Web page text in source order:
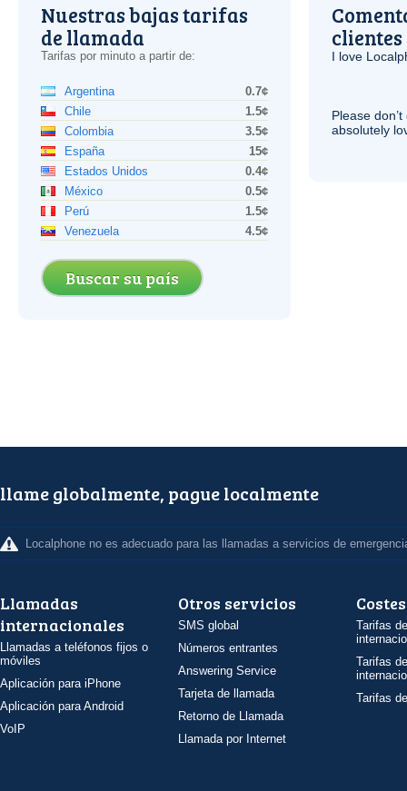
Nuestras bajas tarifas
de llamada
Tarifas por minuto a partir de:
Argentina
0.7¢
Chile
1.5¢
Colombia
3.5¢
España
15¢
Estados Unidos
0.4¢
México
0.5¢
Perú
1.5¢
Venezuela
4.5¢
Buscar su país
clientes
I love
Please
absolutely
llame globalmente, pague localmente
Localphone no es adecuado para las llamadas a servicios de
Llamadas
internacionales
Llamadas a teléfonos fijos o
móviles
Aplicación para iPhone
Aplicación para Android
VoIP
Otros servicios
SMS global
Números entrantes
Answering Service
Tarjeta de llamada
Retorno de Llamada
Llamada por Internet
Costes
Tarifas
Tarifas
Tarifas